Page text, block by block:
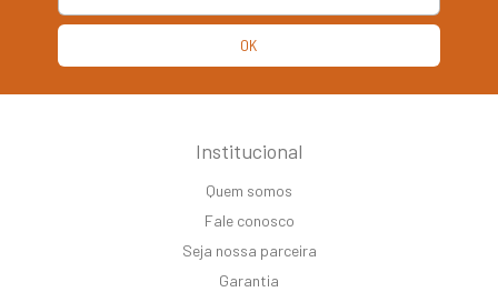
Institucional
Quem somos
Fale conosco
Seja nossa parceira
Garantia